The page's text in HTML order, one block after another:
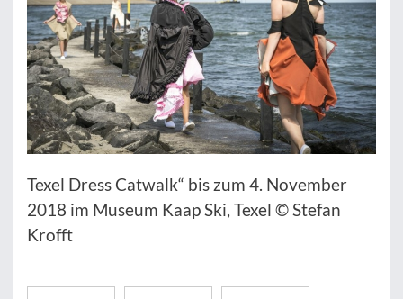
Texel Dress Catwalk“ bis zum 4. November
2018 im Museum Kaap Ski, Texel © Stefan
Krofft